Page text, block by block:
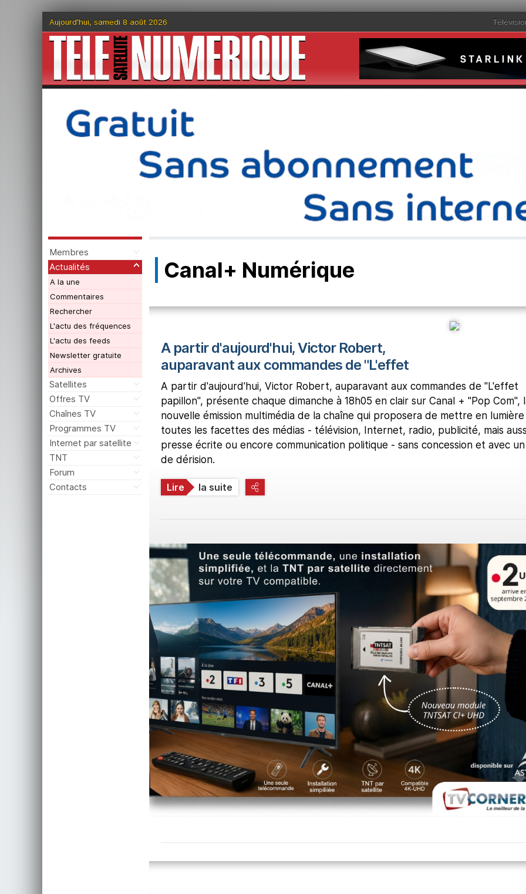
Aujourd'hui, samedi 8 août 2026
Membres
Actualités
A la une
Commentaires
Rechercher
L'actu des fréquences
L'actu des feeds
Newsletter gratuite
Archives
Satellites
Offres TV
Chaînes TV
Programmes TV
Internet par satellite
TNT
Forum
Contacts
Canal+ Numérique
A partir d'aujourd'hui, Victor Robert,
auparavant aux commandes de "L'effet
A partir d'aujourd'hui, Victor Robert, auparavant aux commandes de "L'effet
papillon", présente chaque dimanche à 18h05 en clair sur Canal + "Pop Com",
nouvelle émission multimédia de la chaîne qui proposera de mettre en lumière
toutes les facettes des médias - télévision, Internet, radio, publicité, mais
presse écrite ou encore communication politique - sans concession et avec
de dérision.
Lire la suite